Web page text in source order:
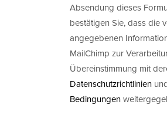
Absendung dieses
bestätigen Sie, dass die
angegebenen
MailChimp zur
Übereinstimmung mit
Datenschutzrichtlinien
Bedingungen